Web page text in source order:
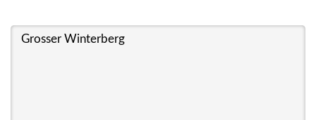
Grosser Winterberg